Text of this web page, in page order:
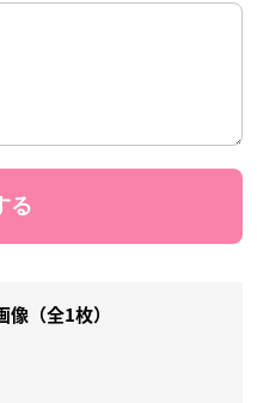
像（全1枚）